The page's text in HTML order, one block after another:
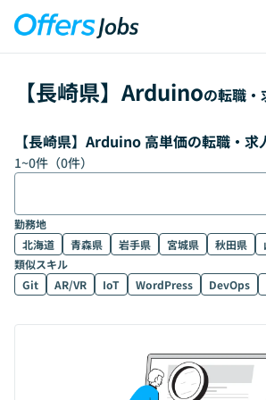
【長崎県】 Arduinoの転職・
【長崎県】Arduino 高単価の転職・
1~0件（0件）
勤務地
北海道
青森県 岩手県 宮城県 秋田県
類似スキル
Git
AR/VR IoT WordPress DevOps